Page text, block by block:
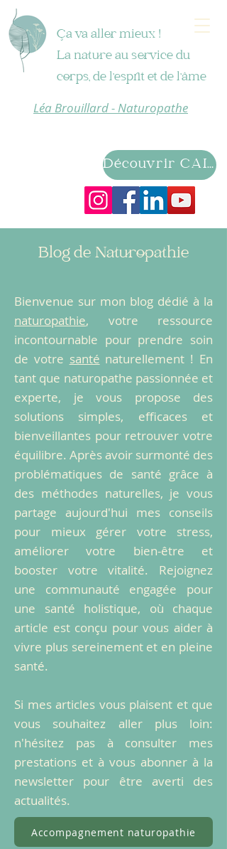
Ça va aller mieux !
La nature au service du
corps, de l'esprit et de l'âme
Léa Brouillard - Naturopathe
Découvrir CAIRN
Blog de Naturopathie
Bienvenue sur mon blog dédié à la
naturopathie, votre ressource
incontournable pour prendre soin
de votre santé naturellement ! En
tant que naturopathe passionnée et
experte, je vous propose des
solutions simples, efficaces et
bienveillantes pour retrouver votre
équilibre. Après avoir surmonté des
problématiques de santé grâce à
des méthodes naturelles, je vous
partage aujourd'hui mes conseils
pour mieux gérer votre stress,
améliorer votre bien-être et
booster votre vitalité. Rejoignez
une communauté engagée pour
une santé holistique, où chaque
article est conçu pour vous aider à
vivre plus sereinement et en pleine
santé.
Si mes articles vous plaisent et que
vous souhaitez aller plus loin:
n'hésitez pas à consulter mes
prestations et à vous abonner à la
newsletter pour être averti des
actualités.
Accompagnement naturopathie